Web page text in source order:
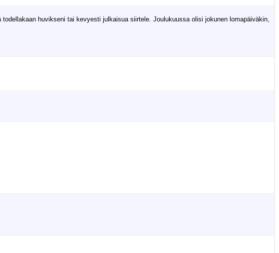
huvikseni tai kevyesti julkaisua siirtele. Joulukuussa olisi jokunen lomapäiväkin,